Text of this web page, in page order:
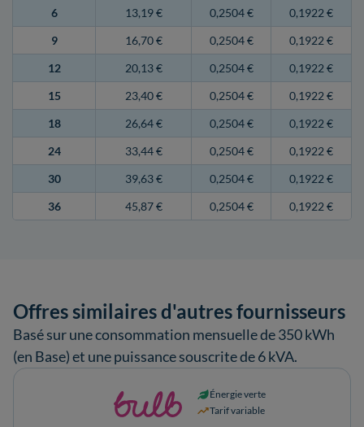
6 13,19 € 0,2504 €
0,1922 €
9
16,70 € 0,2504 €
0,1922 €
12
20,13 € 0,2504 €
0,1922 €
15
23,40 € 0,2504 €
0,1922 €
18
26,64 € 0,2504 €
0,1922 €
24
33,44 € 0,2504 €
0,1922 €
30
39,63 € 0,2504 €
0,1922 €
36
45,87 € 0,2504 € 0,1922 €
Offres similaires d'autres fournisseurs
Basé sur une consommation mensuelle de 350 kWh
(en Base) et une puissance souscrite de 6 kVA.
Énergie verte
Tarif variable